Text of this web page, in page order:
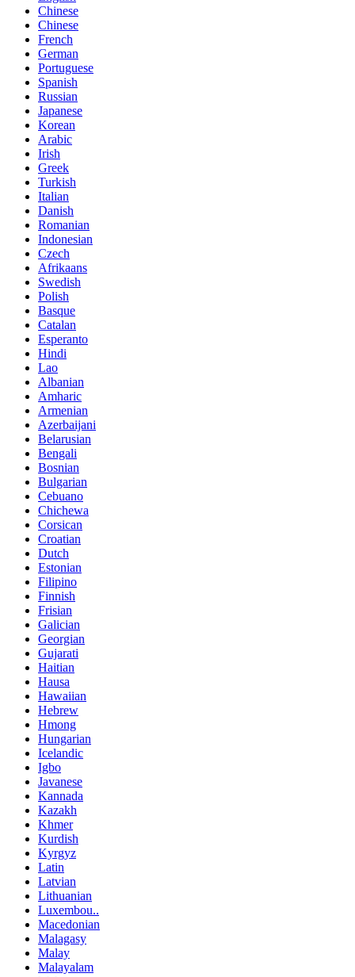
Chinese
Chinese
French
German
Portuguese
Spanish
Russian
Japanese
Korean
Arabic
Irish
Greek
Turkish
Italian
Danish
Romanian
Indonesian
Czech
Afrikaans
Swedish
Polish
Basque
Catalan
Esperanto
Hindi
Lao
Albanian
Amharic
Armenian
Azerbaijani
Belarusian
Bengali
Bosnian
Bulgarian
Cebuano
Chichewa
Corsican
Croatian
Dutch
Estonian
Filipino
Finnish
Frisian
Galician
Georgian
Gujarati
Haitian
Hausa
Hawaiian
Hebrew
Hmong
Hungarian
Icelandic
Igbo
Javanese
Kannada
Kazakh
Khmer
Kurdish
Kyrgyz
Latin
Latvian
Lithuanian
Luxembou..
Macedonian
Malagasy
Malay
Malayalam